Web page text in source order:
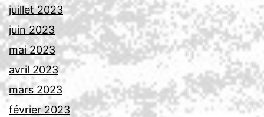
juillet 2023
juin 2023
mai 2023
avril 2023
mars 2023
février 2023